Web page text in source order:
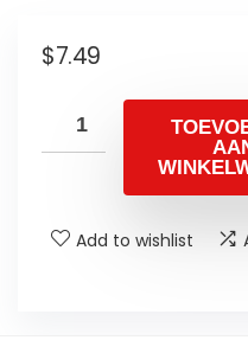
$7.49
Add to wishlist